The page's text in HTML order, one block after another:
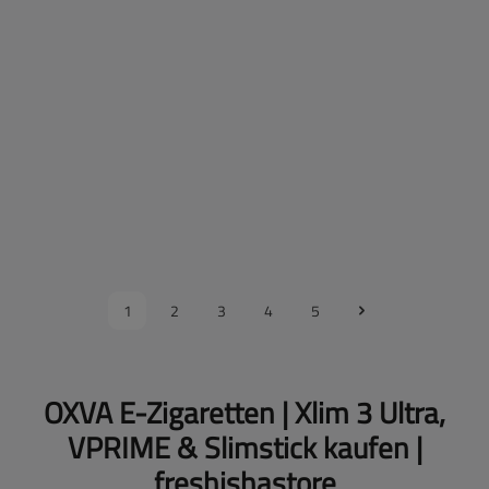
1 2 3 4 5
OXVA E-Zigaretten | Xlim 3 Ultra,
VPRIME & Slimstick kaufen |